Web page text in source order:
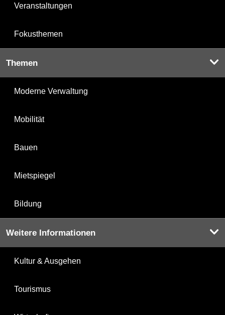
Veranstaltungen
Fokusthemen
Themen
Moderne Verwaltung
Mobilität
Bauen
Mietspiegel
Bildung
Weitere Informationen
Kultur & Ausgehen
Tourismus